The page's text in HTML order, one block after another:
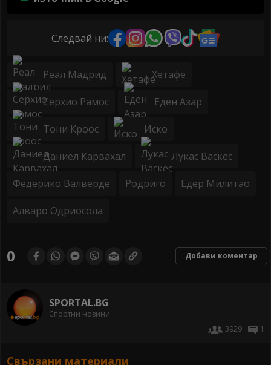
Следвай ни:
Реал Мадрид Хетафе
Серхио Рамос Еден Азар
Тони Кроос Иско
Даниел Карвахал Лукас Васкес
Федерико Валверде Родриго Едер Милитао
Алваро Одриосола
0 Добави коментар
SPORTAL.BG
Спортни новини
3929
1
Свързани материали